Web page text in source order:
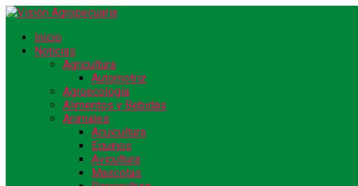
Inicio
Noticias
Agricultura
Automotriz
Agroecología
Alimentos y Bebidas
Animales
Acuicultura
Equinos
Avicultura
Mascotas